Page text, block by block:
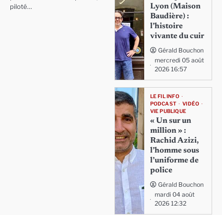
piloté…
Lyon (Maison
Baudière) :
l’histoire
vivante du cuir
Gérald Bouchon
mercredi 05 août
2026 16:57
LE FIL INFO
PODCAST
VIDÉO
VIE PUBLIQUE
« Un sur un
million » :
Rachid Azizi,
l’homme sous
l’uniforme de
police
Gérald Bouchon
mardi 04 août
2026 12:32